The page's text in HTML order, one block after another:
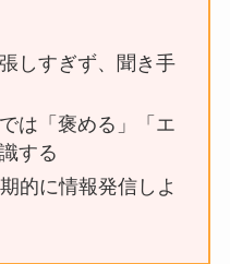
しすぎず、聞き手
は「褒める」「エ
する
的に情報発信しよ